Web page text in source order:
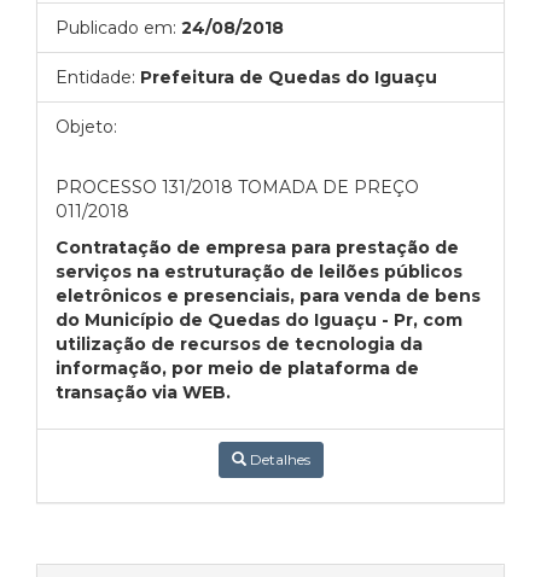
Publicado em: 24/08/2018
Entidade: Prefeitura de Quedas do Iguaçu
Objeto:
PROCESSO 131/2018 TOMADA DE PREÇO
011/2018
Contratação de empresa para prestação de
serviços na estruturação de leilões públicos
eletrônicos e presenciais, para venda de bens
do Município de Quedas do Iguaçu - Pr, com
utilização de recursos de tecnologia da
informação, por meio de plataforma de
transação via WEB.
Detalhes